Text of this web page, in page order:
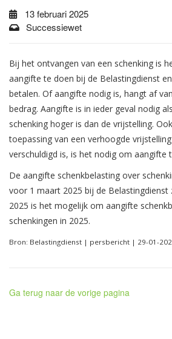
13 februari 2025
Successiewet
Bij het ontvangen van een schenking is
aangifte te doen bij de Belastingdienst
betalen. Of aangifte nodig is, hangt af
bedrag. Aangifte is in ieder geval nodig
schenking hoger is dan de vrijstelling.
toepassing van een verhoogde
verschuldigd is, is het nodig om aangifte
De aangifte schenkbelasting over
voor 1 maart 2025 bij de Belastingdienst
2025 is het mogelijk om aangifte
schenkingen in 2025.
Bron: Belastingdienst | persbericht | 29-01-
Ga terug naar de vorige pagina